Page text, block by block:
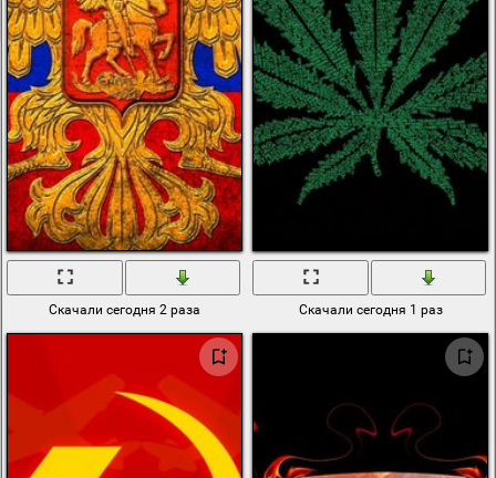
Скачали сегодня 2 раза Скачали сегодня 1 раз